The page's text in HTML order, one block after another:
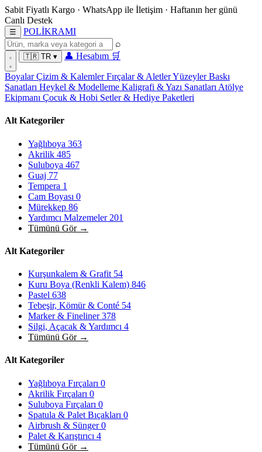
Sabit Fiyatlı Kargo · WhatsApp ile İletişim · Haftanın her günü
Canlı Destek
☰ POLİKRAMI
⌕
🇹🇷 TR ▾ 👤 Hesabım 🛒
BoyalarÇizim & KalemlerFırçalar & AletlerYüzeylerBaskı
Sanatları Heykel & Modelleme Kaligrafi & Yazı Sanatları Atölye
Ekipmanı Çocuk & Hobi Setler & Hediye Paketleri
Alt Kategoriler
Yağlıboya 363
Akrilik 485
Suluboya 467
Guaj 77
Tempera 1
Cam Boyası 0
Mürekkep 86
Yardımcı Malzemeler 201
Tümünü Gör →
Alt Kategoriler
Kurşunkalem & Grafit 54
Kuru Boya (Renkli Kalem) 846
Pastel 638
Tebeşir, Kömür & Conté 54
Marker & Fineliner378
Silgi, Açacak & Yardımcı 4
Tümünü Gör →
Alt Kategoriler
Yağlıboya Fırçaları 0
Akrilik Fırçaları 0
Suluboya Fırçaları 0
Spatula & Palet Bıçakları 0
Airbrush & Sünger0
Palet & Karıştırıcı 4
Tümünü Gör →